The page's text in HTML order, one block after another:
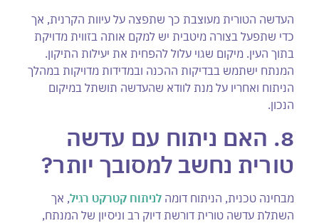
העדשה הטורית מעוצבת כך שתפצה על עיוות הקרנית, אך
כדי שתפעל בצורה מיטבית יש למקם אותה בזווית מדויקת
בתוך העין. מיקום שגוי עלול להפחית את יעילות התיקון.
המנתח ישתמש בבדיקות ההכנה ובמדידות מדויקות במהלך
הניתוח ואחריו על מנת לוודא שהעדשה תושתל במיקום
הנכון.
8. האם ניתוח עם עדשה
טורית נחשב למסובך יותר?
מבחינה טכנית, הניתוח דומה לניתוח קטרקט רגיל, אך
השתלת עדשה טורית דורשת דיוק רב וניסיון של המנתח,